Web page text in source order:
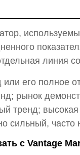
линия
его полное
рынок
тренд;
сильный,
с Vantage